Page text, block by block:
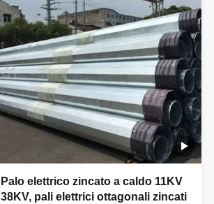
Conical, Round, Polygonal (Octagonal,
Dodecagonal, Hexadecagonal, etc)
Crossarm Single or double crossarm,
dimension as per
Palo elettrico zincato a caldo 11KV
38KV, pali elettrici ottagonali zincati